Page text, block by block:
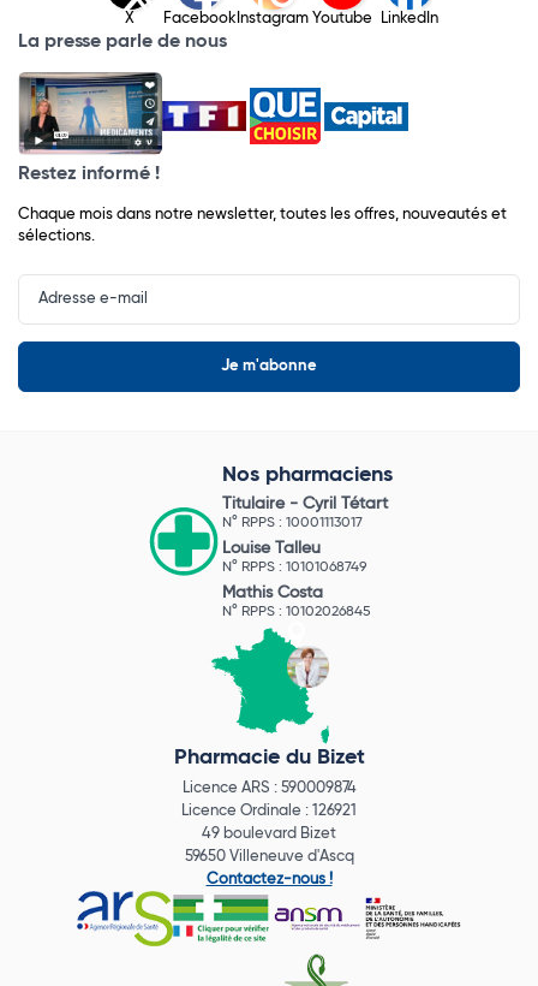
X Facebook Instagram Youtube LinkedIn
La presse parle de nous
Restez informé !
Chaque mois dans notre newsletter, toutes les offres, nouveautés et
sélections.
Input
Newsletter
Nos pharmaciens
Titulaire - Cyril Tétart
N° RPPS : 10001113017
Louise Talleu
N° RPPS : 10101068749
Mathis Costa
N° RPPS : 10102026845
Pharmacie du Bizet
Licence ARS : 590009874
Licence Ordinale : 126921
49 boulevard Bizet
59650 Villeneuve d'Ascq
Contactez-nous !